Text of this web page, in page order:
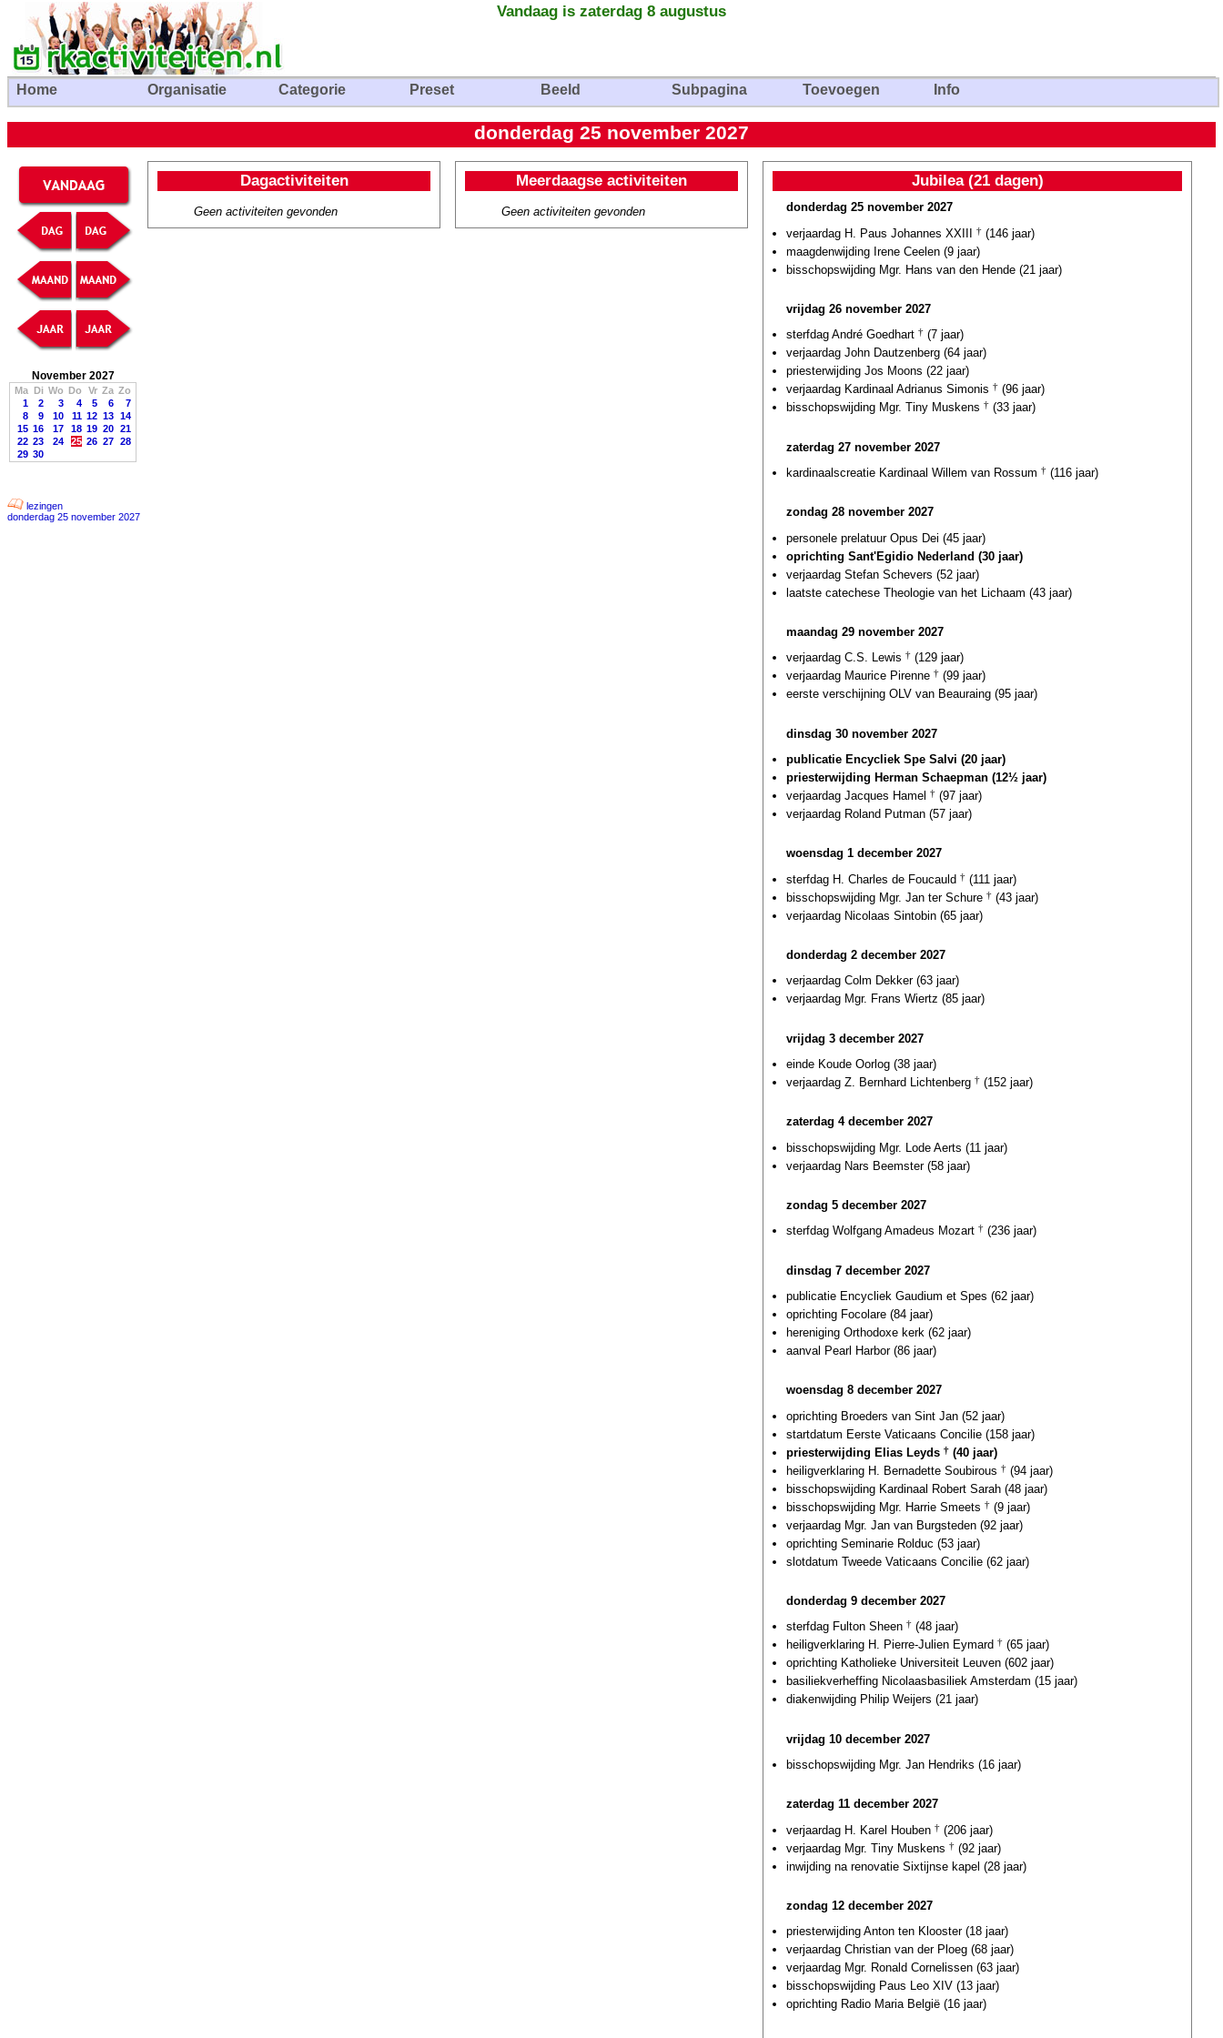
Vandaag is zaterdag 8 augustus
Home Organisatie Categorie Preset Beeld Subpagina Toevoegen Info
donderdag 25 november 2027
November 2027
Ma Di Wo Do Vr Za Zo
1
2 3 4 5 6
7
8
9 10 11 12 13 14
15 16 17 18 19 20 21
22 23 24 25 26 27 28
29 30
lezingen
donderdag 25 november 2027
Dagactiviteiten
Geen activiteiten gevonden
Meerdaagse activiteiten
Geen activiteiten gevonden
Jubilea (21 dagen)
donderdag 25 november 2027
verjaardag H. Paus Johannes XXIII † (146 jaar)
maagdenwijding Irene Ceelen (9 jaar)
bisschopswijding Mgr. Hans van den Hende (21 jaar)
vrijdag 26 november 2027
sterfdag André Goedhart † (7 jaar)
verjaardag John Dautzenberg (64 jaar)
priesterwijding Jos Moons (22 jaar)
verjaardag Kardinaal Adrianus Simonis † (96 jaar)
bisschopswijding Mgr. Tiny Muskens † (33 jaar)
zaterdag 27 november 2027
kardinaalscreatie Kardinaal Willem van Rossum † (116 jaar)
zondag 28 november 2027
personele prelatuur Opus Dei (45 jaar)
oprichting Sant'Egidio Nederland (30 jaar)
verjaardag Stefan Schevers (52 jaar)
laatste catechese Theologie van het Lichaam (43 jaar)
maandag 29 november 2027
verjaardag C.S. Lewis † (129 jaar)
verjaardag Maurice Pirenne † (99 jaar)
eerste verschijning OLV van Beauraing (95 jaar)
dinsdag 30 november 2027
publicatie Encycliek Spe Salvi (20 jaar)
priesterwijding Herman Schaepman (12½ jaar)
verjaardag Jacques Hamel
† (97 jaar)
verjaardag Roland Putman (57 jaar)
woensdag 1 december 2027
sterfdag H. Charles de Foucauld † (111 jaar)
bisschopswijding Mgr. Jan ter Schure † (43 jaar)
verjaardag Nicolaas Sintobin (65 jaar)
donderdag 2 december 2027
verjaardag Colm Dekker (63 jaar)
verjaardag Mgr. Frans Wiertz (85 jaar)
vrijdag 3 december 2027
einde Koude Oorlog (38 jaar)
verjaardag Z. Bernhard Lichtenberg † (152 jaar)
zaterdag 4 december 2027
bisschopswijding Mgr. Lode Aerts (11 jaar)
verjaardag Nars Beemster (58 jaar)
zondag 5 december 2027
sterfdag Wolfgang Amadeus Mozart † (236 jaar)
dinsdag 7 december 2027
publicatie Encycliek Gaudium et Spes (62 jaar)
oprichting Focolare (84 jaar)
hereniging Orthodoxe kerk (62 jaar)
aanval Pearl Harbor (86 jaar)
woensdag 8 december 2027
oprichting Broeders van Sint Jan (52 jaar)
startdatum Eerste Vaticaans Concilie (158 jaar)
priesterwijding Elias Leyds † (40 jaar)
heiligverklaring H. Bernadette Soubirous † (94 jaar)
bisschopswijding Kardinaal Robert Sarah (48 jaar)
bisschopswijding Mgr. Harrie Smeets † (9 jaar)
verjaardag Mgr. Jan van Burgsteden (92 jaar)
oprichting Seminarie Rolduc (53 jaar)
slotdatum Tweede Vaticaans Concilie (62 jaar)
donderdag 9 december 2027
sterfdag Fulton Sheen † (48 jaar)
heiligverklaring H. Pierre-Julien Eymard † (65 jaar)
oprichting Katholieke Universiteit Leuven (602 jaar)
basiliekverheffing Nicolaasbasiliek Amsterdam (15 jaar)
diakenwijding Philip Weijers (21 jaar)
vrijdag 10 december 2027
bisschopswijding Mgr. Jan Hendriks (16 jaar)
zaterdag 11 december 2027
verjaardag H. Karel Houben † (206 jaar)
verjaardag Mgr. Tiny Muskens † (92 jaar)
inwijding na renovatie Sixtijnse kapel (28 jaar)
zondag 12 december 2027
priesterwijding Anton ten Klooster (18 jaar)
verjaardag Christian van der Ploeg (68 jaar)
verjaardag Mgr. Ronald Cornelissen (63 jaar)
bisschopswijding Paus Leo XIV (13 jaar)
oprichting Radio Maria België (16 jaar)